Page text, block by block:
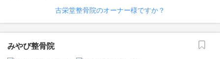
古栄堂整骨院のオーナー様ですか？
みやび整骨院